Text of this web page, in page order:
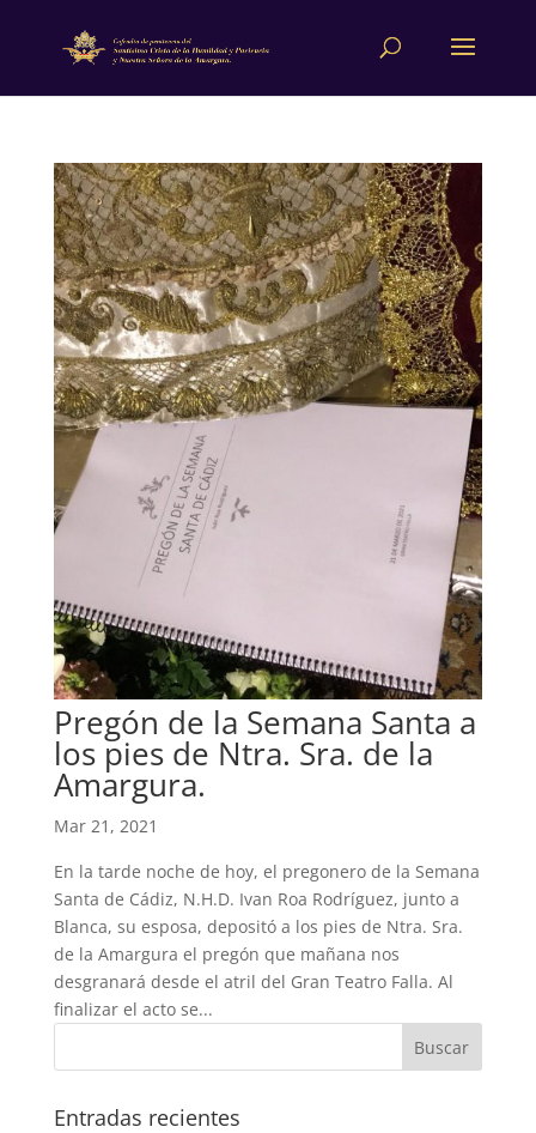
Pregón de la Semana Santa a
los pies de Ntra. Sra. de la
Amargura.
Mar 21, 2021
En la tarde noche de hoy, el pregonero de la Semana
Santa de Cádiz, N.H.D. Ivan Roa Rodríguez, junto a
Blanca, su esposa, depositó a los pies de Ntra. Sra.
de la Amargura el pregón que mañana nos
desgranará desde el atril del Gran Teatro Falla. Al
finalizar el acto se...
Entradas recientes